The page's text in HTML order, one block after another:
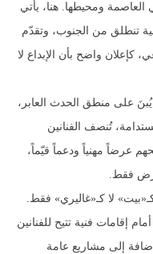
ومحيطها. هنا، يأتي
تنطلق من الجنوب، وتقدّم
كإعلان واضح بأن الإبداع لا
على منطق الحدث العابر،
تُنصف الفنانين
عرضاً مهنياً ودعماً قيّماً،
فقط.
لا كـ«غاليري» فقط.
إقامات فنية تتيح للفنانين
إضافة إلى مشاريع عامة